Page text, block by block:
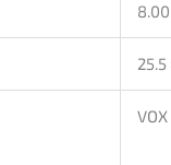
25.5